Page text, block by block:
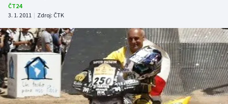
Atletika
Cyklistika
DALŠÍ SPORTY
Americký fotbal
NEPŘEHLÉDNĚTE
ČT24
3. 1. 2011 | Zdroj: ČTK